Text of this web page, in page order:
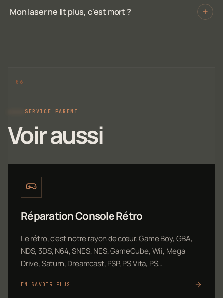
Mon laser ne lit plus, c'est mort ?
SERVICE PARENT
Voir aussi
Réparation Console Rétro
Le rétro, c'est notre rayon de cœur. Game Boy, GBA,
NDS, 3DS, N64, SNES, NES, GameCube, Wii, Mega
Drive, Saturn, Dreamcast, PSP, PS Vita, PS…
EN SAVOIR PLUS